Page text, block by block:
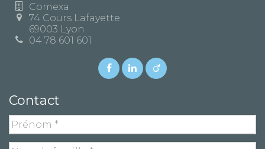
Comexa
74 Cours Lafayette
69003 Lyon
04 78 601 601
Contact